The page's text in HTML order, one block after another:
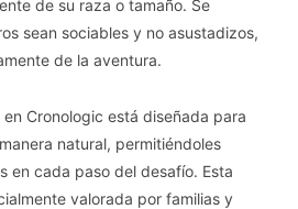
de su raza o tamaño. Se
sean sociables y no asustadizos,
de la aventura.
Cronologic está diseñada para
natural, permitiéndoles
en cada paso del desafío. Esta
valorada por familias y